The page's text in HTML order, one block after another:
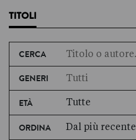
TITOLI
CERCA
GENERI
ETÀ Tutte
ORDINA Dal più recente